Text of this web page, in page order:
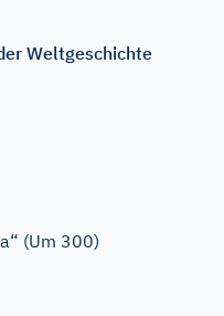
Weltgeschichte
(Um 300)